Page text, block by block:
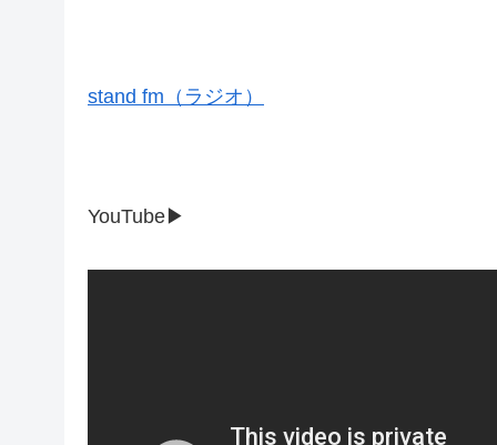
stand fm（ラジオ）
YouTube▶︎